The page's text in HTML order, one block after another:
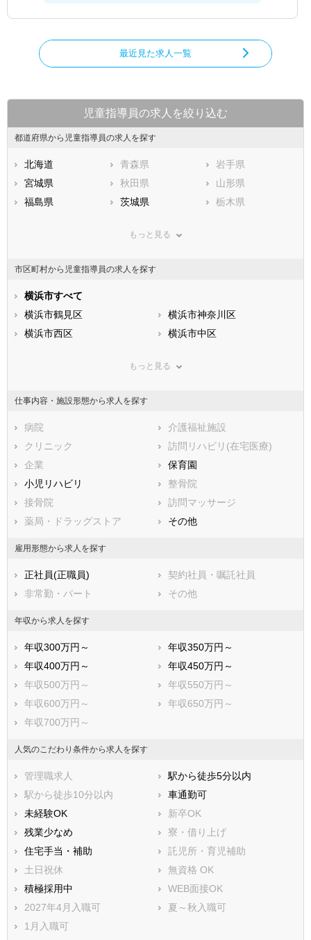
最近見た求人一覧
児童指導員の求人を絞り込む
都道府県から児童指導員の求人を探す
北海道 青森県
岩手県
宮城県
秋田県
山形県
福島県
茨城県
栃木県
神奈川県
石川県
福井県
静岡県
滋賀県
大阪府
兵庫県
和歌山県
山口県
福岡県
佐賀県
熊本県
宮崎県
鹿児島県
もっと見る
市区町村から児童指導員の求人を探す
横浜市すべて
横浜市鶴見区
横浜市神奈川区
横浜市西区
横浜市中区
横浜市金沢区
横浜市港南区
横浜市緑区
横浜市瀬谷区
横浜市栄区
横浜市泉区
横浜市青葉区
横浜市都筑区
川崎市すべて
川崎市川崎区
川崎市幸区
川崎市中原区
川崎市高津区
相模原市すべて
相模原市緑区
相模原市中央区
相模原市南区
横須賀市
平塚市
鎌倉市
藤沢市
小田原市
茅ヶ崎市
逗子市
三浦市
秦野市
大和市
南足柄市
綾瀬市
三浦郡葉山町
高座郡寒川町
中郡大磯町
中郡二宮町
足柄上郡中井町
足柄上郡大井町
足柄上郡松田町
足柄上郡山北町
足柄上郡開成町
足柄下郡箱根町
足柄下郡真鶴町
足柄下郡湯河原町
愛甲郡愛川町
愛甲郡清川村
もっと見る
仕事内容・施設形態から求人を探す
病院
介護福祉施設
クリニック
訪問リハビリ(在宅医療)
企業
保育園
小児リハビリ
整骨院
接骨院
訪問マッサージ
薬局・ドラッグストア
その他
雇用形態から求人を探す
正社員(正職員)
契約社員・嘱託社員
非常勤・パート
その他
年収から求人を探す
年収300万円～
年収350万円～
年収400万円～
年収450万円～
年収500万円～
年収550万円～
年収600万円～
年収650万円～
年収700万円～
人気のこだわり条件から求人を探す
管理職求人
駅から徒歩5分以内
駅から徒歩10分以内
車通勤可
未経験OK
新卒OK
残業少なめ
寮・借り上げ
住宅手当・補助
託児所・育児補助
土日祝休
無資格 OK
積極採用中
WEB面接OK
2027年4月入職可
夏～秋入職可
1月入職可